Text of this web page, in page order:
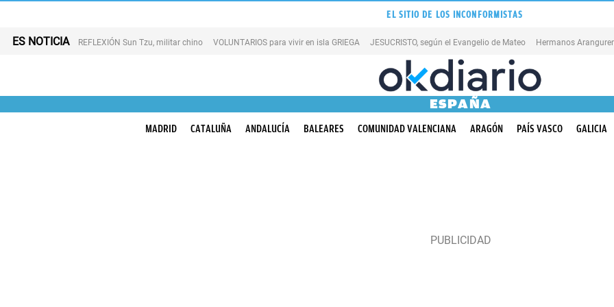
EL SITIO DE LOS INCONFORMISTAS
ES NOTICIA REFLEXIÓN Sun Tzu, militar chino VOLUNTARIOS para vivir en isla GRIEGA JESUCRISTO, según el Evangelio de Mateo Hermanos Aranguren
ESPAÑA
MADRID CATALUÑA ANDALUCÍA BALEARES COMUNIDAD VALENCIANA ARAGÓN PAÍS VASCO GALICIA